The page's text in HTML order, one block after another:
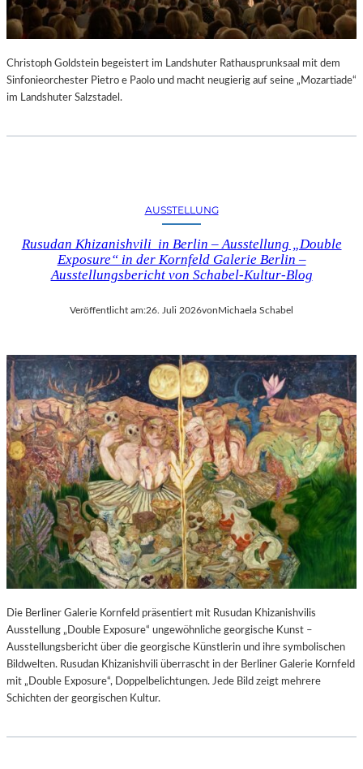
Christoph Goldstein begeistert im Landshuter Rathausprunksaal mit dem
Sinfonieorchester Pietro e Paolo und macht neugierig auf seine „Mozartiade“
im Landshuter Salzstadel.
AUSSTELLUNG
Rusudan Khizanishvili in Berlin – Ausstellung „Double
Exposure“ in der Kornfeld Galerie Berlin –
Ausstellungsbericht von Schabel-Kultur-Blog
Veröffentlicht am:26. Juli 2026von Michaela Schabel
Die Berliner Galerie Kornfeld präsentiert mit Rusudan Khizanishvilis
Ausstellung „Double Exposure“ ungewöhnliche georgische Kunst –
Ausstellungsbericht über die georgische Künstlerin und ihre symbolischen
Bildwelten. Rusudan Khizanishvili überrascht in der Berliner Galerie Kornfeld
mit „Double Exposure“, Doppelbelichtungen. Jede Bild zeigt mehrere
Schichten der georgischen Kultur.